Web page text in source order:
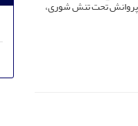
پروانش تحت تنش شوری،